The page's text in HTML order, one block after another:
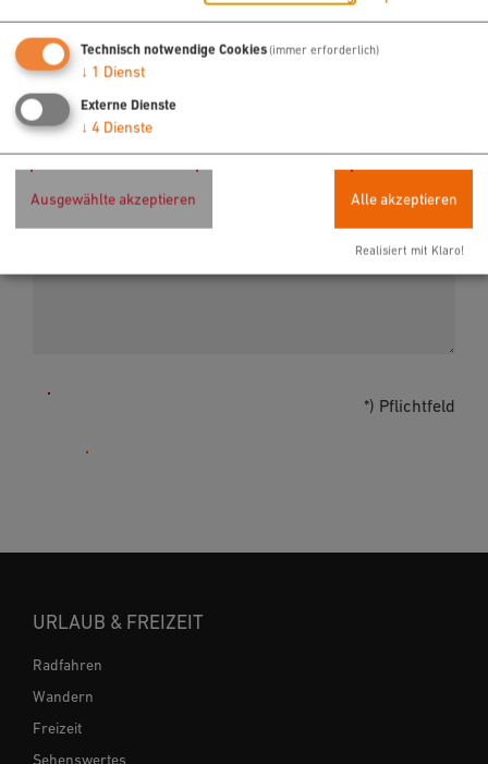
Fax*
*) Pflichtfeld
URLAUB & FREIZEIT
Radfahren
Wandern
Freizeit
Sehenswertes
Technisch notwendige Cookies(immer erforderlich)
↓ 1 Dienst
Externe Dienste
↓ 4 Dienste
Ausgewählte akzeptieren Alle akzeptieren
Realisiert mit Klaro!